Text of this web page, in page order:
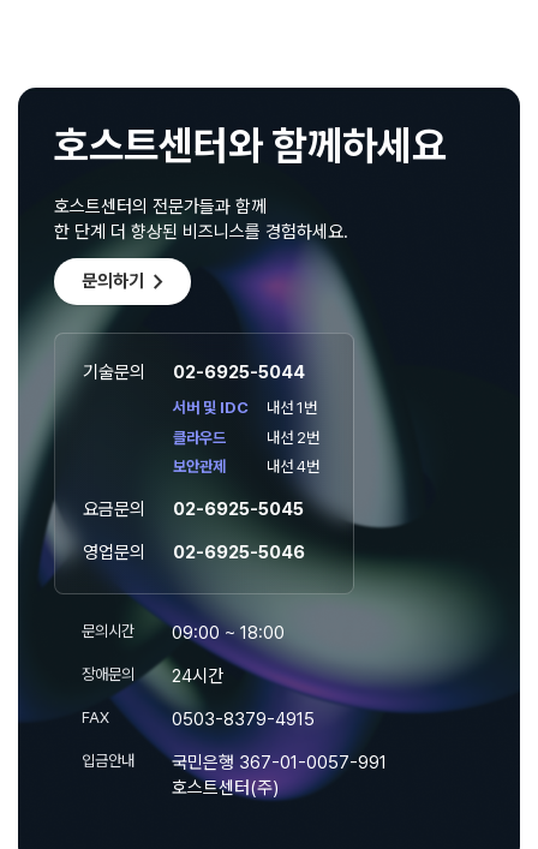
호스트센터와 함께하세요
호스트센터의 전문가들과 함께
한 단계 더 향상된 비즈니스를 경험하세요.
문의하기 chevron_right
기술문의 02-6925-5044
서버 및 IDC
내선 1번
클라우드
내선 2번
보안관제
내선 4번
요금문의
02-6925-5045
영업문의
02-6925-5046
문의시간 09:00 ~ 18:00
장애문의 24시간
FAX 0503-8379-4915
입금안내
국민은행 367-01-0057-991
호스트센터(주)